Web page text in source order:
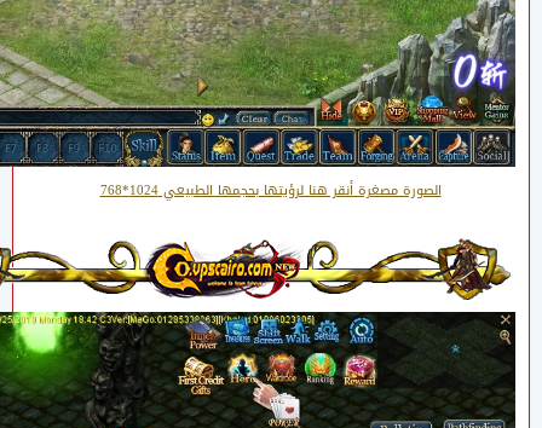
الصورة مصغرة أنقر هنا لرؤيتها بحجمها الطبيعي 1024*768